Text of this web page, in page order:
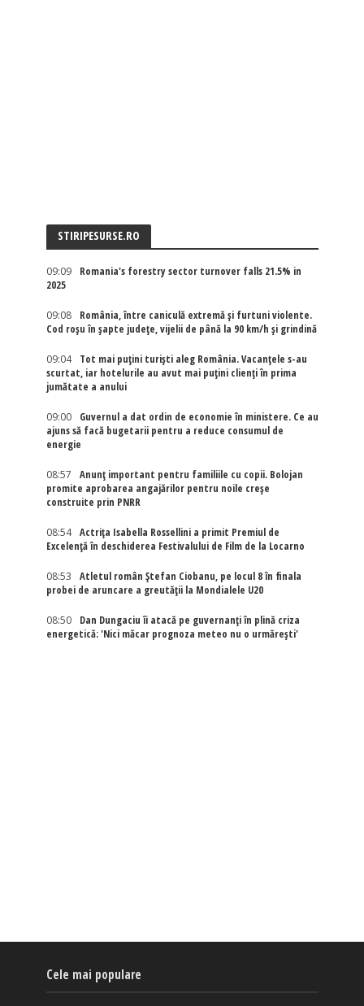
STIRIPESURSE.RO
09:09
Romania's forestry sector turnover falls 21.5% in
2025
09:08
România, între caniculă extremă și furtuni violente.
Cod roșu în șapte județe, vijelii de până la 90 km/h și grindină
09:04
Tot mai puțini turiști aleg România. Vacanțele s-au
scurtat, iar hotelurile au avut mai puțini clienți în prima
jumătate a anului
09:00
Guvernul a dat ordin de economie în ministere. Ce au
ajuns să facă bugetarii pentru a reduce consumul de
energie
08:57
Anunț important pentru familiile cu copii. Bolojan
promite aprobarea angajărilor pentru noile creșe
construite prin PNRR
08:54
Actriţa Isabella Rossellini a primit Premiul de
Excelenţă în deschiderea Festivalului de Film de la Locarno
08:53
Atletul român Ștefan Ciobanu, pe locul 8 în finala
probei de aruncare a greutății la Mondialele U20
08:50
Dan Dungaciu îi atacă pe guvernanți în plină criza
energetică: 'Nici măcar prognoza meteo nu o urmărești'
Cele mai populare